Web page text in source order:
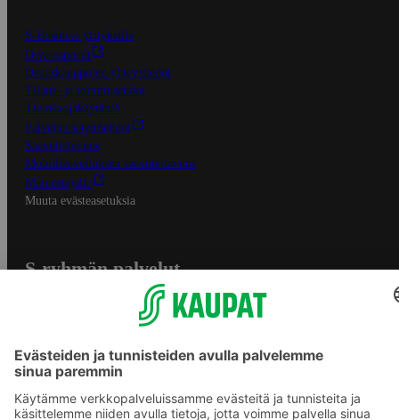
S-Business yrityksille
Oiva-raportit
Osuuskauppojen yhteystiedot
Tilaus- ja toimitusehdot
Tietosuojakäytäntö
Palvelun käyttöehdot
Saavutettavuus
Mobiilisovelluksen saavutettavuus
Mainostajalle
Muuta evästeasetuksia
S-ryhmän palvelut
Yhteishyvä Ruoka -sovellus
S-ostoslista -sovellus
Prisma.fi